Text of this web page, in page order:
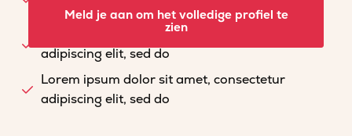
adipiscing elit, sed do
Lorem ipsum dolor sit amet, consectetur
adipiscing elit, sed do
Lorem ipsum dolor sit amet, consectetur
adipiscing elit, sed do
Meld je aan om het volledige profiel te
zien